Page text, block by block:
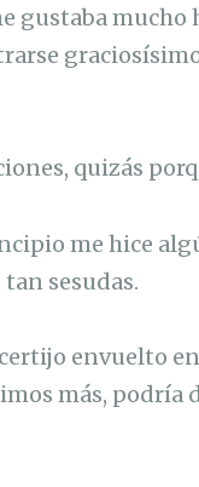
gustaba mucho
quizás
me hice
sesudas.
envuelto
más, podría